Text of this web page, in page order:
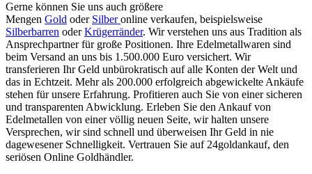
Gerne können Sie uns auch größere
Mengen Gold oder Silberonline verkaufen, beispielsweise
Silberbarren oderKrügerränder. Wir verstehen uns aus Tradition als
Ansprechpartner für große Positionen. Ihre Edelmetallwaren sind
beim Versand an uns bis 1.500.000 Euro versichert. Wir
transferieren Ihr Geld unbürokratisch auf alle Konten der Welt und
das in Echtzeit. Mehr als 200.000 erfolgreich abgewickelte Ankäufe
stehen für unsere Erfahrung. Profitieren auch Sie von einer sicheren
und transparenten Abwicklung. Erleben Sie den Ankauf von
Edelmetallen von einer völlig neuen Seite, wir halten unsere
Versprechen, wir sind schnell und überweisen Ihr Geld in nie
dagewesener Schnelligkeit. Vertrauen Sie auf 24goldankauf, den
seriösen Online Goldhändler.